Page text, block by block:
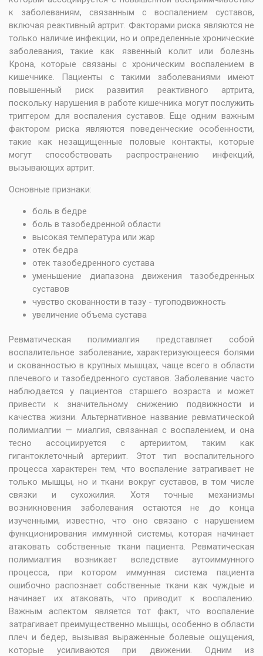
к заболеваниям, связанным с воспалением суставов,
включая реактивный артрит. Факторами риска являются не
только наличие инфекции, но и определенные хронические
заболевания, такие как язвенный колит или болезнь
Крона, которые связаны с хроническим воспалением в
кишечнике. Пациенты с такими заболеваниями имеют
повышенный риск развития реактивного артрита,
поскольку нарушения в работе кишечника могут послужить
триггером для воспаления суставов. Еще одним важным
фактором риска являются поведенческие особенности,
такие как незащищенные половые контакты, которые
могут способствовать распространению инфекций,
вызывающих артрит.
Основные признаки:
боль в бедре
боль в тазобедренной области
высокая температура или жар
отек бедра
отек тазобедренного сустава
уменьшение диапазона движения тазобедренных
суставов
чувство скованности в тазу - тугоподвижность
увеличение объема сустава
Ревматическая полимиалгия представляет собой
воспалительное заболевание, характеризующееся болями
и скованностью в крупных мышцах, чаще всего в области
плечевого и тазобедренного суставов. Заболевание часто
наблюдается у пациентов старшего возраста и может
привести к значительному снижению подвижности и
качества жизни. Альтернативное название ревматической
полимиалгии — миалгия, связанная с воспалением, и она
тесно ассоциируется с артериитом, таким как
гигантоклеточный артериит. Этот тип воспалительного
процесса характерен тем, что воспаление затрагивает не
только мышцы, но и ткани вокруг суставов, в том числе
связки и сухожилия. Хотя точные механизмы
возникновения заболевания остаются не до конца
изученными, известно, что оно связано с нарушением
функционирования иммунной системы, которая начинает
атаковать собственные ткани пациента. Ревматическая
полимиалгия возникает вследствие аутоиммунного
процесса, при котором иммунная система пациента
ошибочно распознает собственные ткани как чуждые и
начинает их атаковать, что приводит к воспалению.
Важным аспектом является тот факт, что воспаление
затрагивает преимущественно мышцы, особенно в области
плеч и бедер, вызывая выраженные болевые ощущения,
которые усиливаются при движении. Одним из